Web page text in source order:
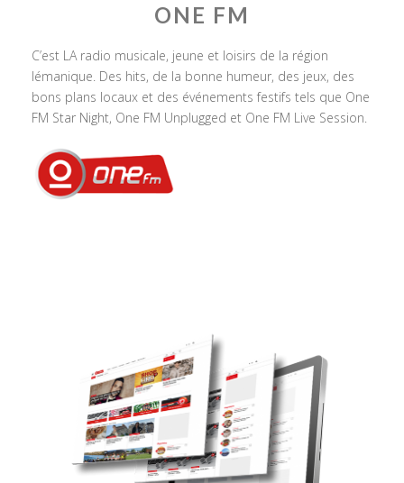
ONE FM
C’est LA radio musicale, jeune et loisirs de la région
lémanique. Des hits, de la bonne humeur, des jeux, des
bons plans locaux et des événements festifs tels que One
FM Star Night, One FM Unplugged et One FM Live Session.